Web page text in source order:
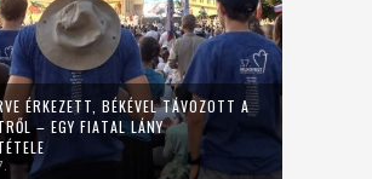
ÉRKEZETT, BÉKÉVEL TÁVOZOTT A
– EGY FIATAL LÁNY